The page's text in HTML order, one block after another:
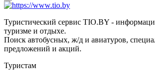
Туристический сервис TIO.BY -
туризме и отдыхе.
Поиск автобусных, ж/д и авиатуров,
предложений и акций.
Туристам